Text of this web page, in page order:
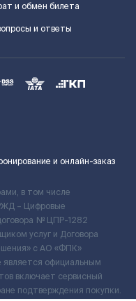
и обмен билета
и ответы
и онлайн-заказ
в том числе
– Цифровые
№ ЦПР-1282
услуг и Договора
c АО «ФПК»
официальным
включает сервисный
подтверждения покупки.